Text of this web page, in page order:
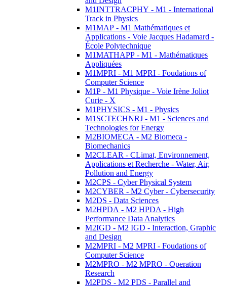
M1INTTRACPHY - M1 - International
Track in Physics
M1MAP - M1 Mathématiques et
Applications - Voie Jacques Hadamard -
École Polytechnique
M1MATHAPP - M1 - Mathématiques
Appliquées
M1MPRI - M1 MPRI - Foudations of
Computer Science
M1P - M1 Physique - Voie Irène Joliot
Curie - X
M1PHYSICS - M1 - Physics
M1SCTECHNRJ - M1 - Sciences and
Technologies for Energy
M2BIOMECA - M2 Biomeca -
Biomechanics
M2CLEAR - CLimat, Environnement,
Applications et Recherche - Water, Air,
Pollution and Energy
M2CPS - Cyber Physical System
M2CYBER - M2 Cyber - Cybersecurity
M2DS - Data Sciences
M2HPDA - M2 HPDA - High
Performance Data Analytics
M2IGD - M2 IGD - Interaction, Graphic
and Design
M2MPRI - M2 MPRI - Foudations of
Computer Science
M2MPRO - M2 MPRO - Operation
Research
M2PDS - M2 PDS - Parallel and